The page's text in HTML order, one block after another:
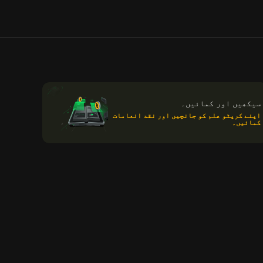
سیکھیں اور کمائیں۔
اپنے کرپٹو علم کو جانچیں اور نقد انعامات
کمائیں۔